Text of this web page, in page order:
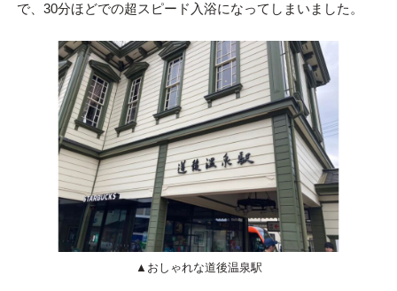
で、30分ほどでの超スピード入浴になってしまいました。
▲おしゃれな道後温泉駅